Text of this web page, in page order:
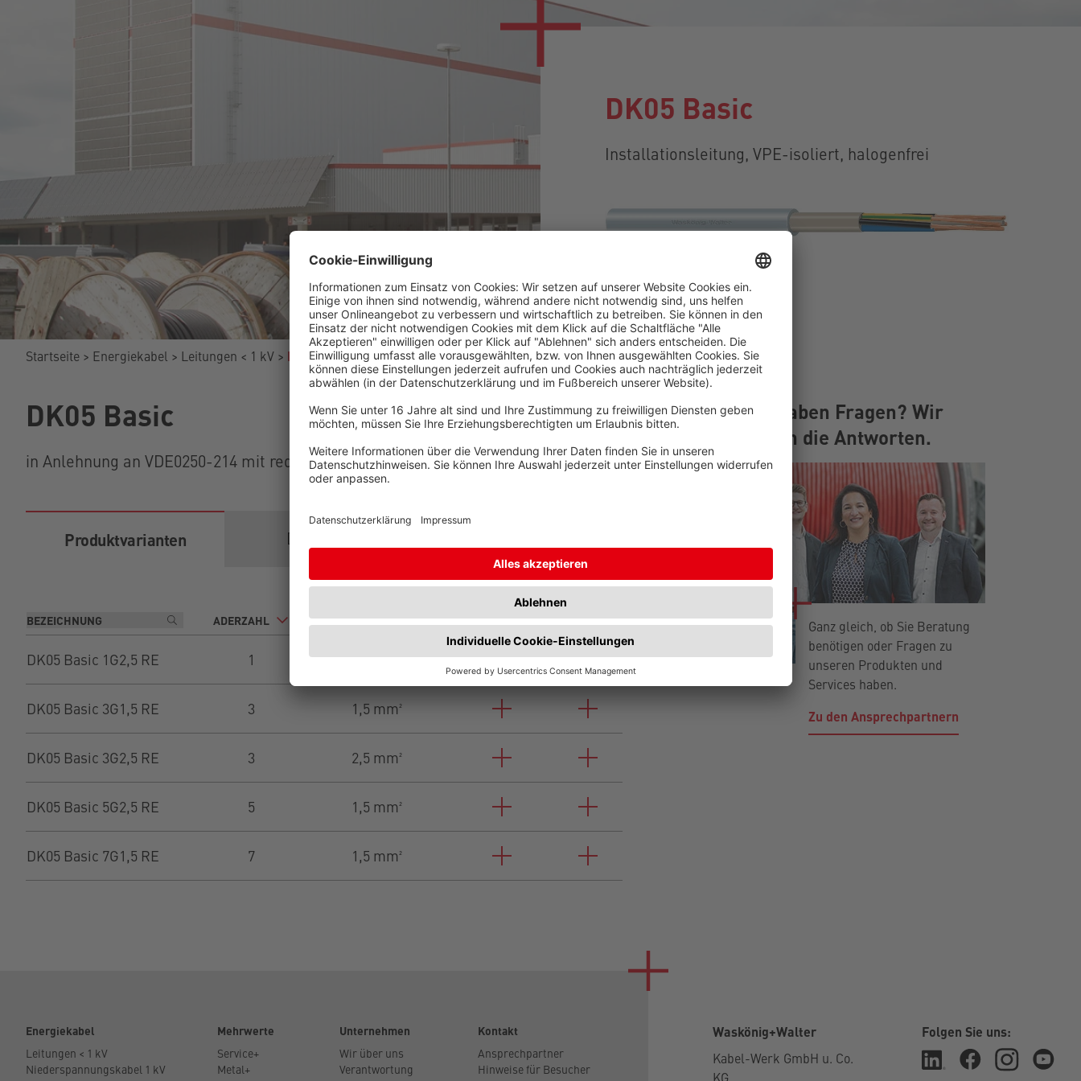
DK05 Basic
Installationsleitung, VPE-isoliert, halogenfrei
Alle Details
Startseite Energiekabel Leitungen < 1 kV DK05 Basic
DK05 Basic
in Anlehnung an VDE0250-214 mit reduzierten Wanddicken..
Produktvarianten Downloads
ADERZAHL NENNQUERSCHNITT EINZELHEITEN ARTIKEL
DK05 Basic 1G2,5 RE 1 2,5 mm²
DK05 Basic 3G1,5 RE 3 1,5 mm²
DK05 Basic 3G2,5 RE 3 2,5 mm²
DK05 Basic 5G2,5 RE 5 1,5 mm²
DK05 Basic 7G1,5 RE 7 1,5 mm²
Sie haben Fragen? Wir
haben die Antworten.
Ganz gleich, ob Sie Beratung
benötigen oder Fragen zu
unseren Produkten und
Services haben.
Zu den Ansprechpartnern
Energiekabel
Leitungen < 1 kV
Niederspannungskabel 1 kV
Mehrwerte
Service+
Metal+
Unternehmen
Wir über uns
Verantwortung
Kontakt
Ansprechpartner
Hinweise für Besucher
Waskönig+Walter
Kabel-Werk GmbH u. Co.
KG
Folgen Sie uns: